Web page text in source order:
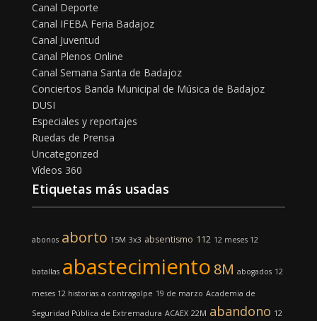
Canal Deporte
Canal IFEBA Feria Badajoz
Canal Juventud
Canal Plenos Online
Canal Semana Santa de Badajoz
Conciertos Banda Municipal de Música de Badajoz
DUSI
Especiales y reportajes
Ruedas de Prensa
Uncategorized
Vídeos 360
Etiquetas más usadas
abonos aborto 15M 3x3 absentismo 112 12 meses 12
batallas abastecimiento 8M abogados 12
meses 12 historias a contragolpe 19 de marzo Academia de
Seguridad Pública de Extremadura ACAEX 22M abandono 12